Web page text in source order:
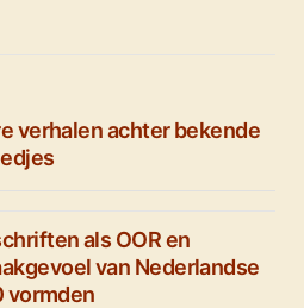
verhalen achter bekende
als OOR en
van Nederlandse
vormden